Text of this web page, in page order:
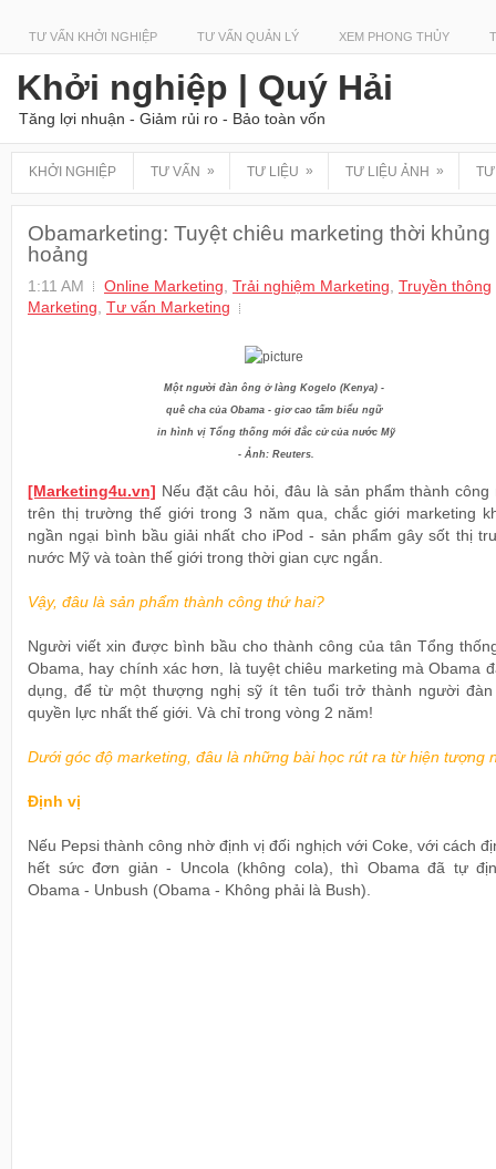
TƯ VẤN KHỞI NGHIỆP TƯ VẤN QUẢN LÝ XEM PHONG THỦY
Khởi nghiệp | Quý Hải
Tăng lợi nhuận - Giảm rủi ro - Bảo toàn vốn
KHỞI NGHIỆP TƯ VẤN » TƯ LIỆU » TƯ LIỆU ẢNH »
Obamarketing: Tuyệt chiêu marketing thời khủng
hoảng
1:11 AM Online Marketing, Trải nghiệm Marketing, Truyền thông
Marketing, Tư vấn Marketing
Một người đàn ông ở làng Kogelo (Kenya) -
quê cha của Obama - giơ cao tấm biểu ngữ
in hình vị Tổng thống mới đắc cử của nước Mỹ
- Ảnh: Reuters.
[Marketing4u.vn]
Nếu đặt câu hỏi, đâu là sản phẩm thành công
trên thị trường thế giới trong 3 năm qua, chắc giới marketing
ngần ngại bình bầu giải nhất cho iPod - sản phẩm gây sốt thị
nước Mỹ và toàn thế giới trong thời gian cực ngắn.
Vậy, đâu là sản phẩm thành công thứ hai?
Người viết xin được bình bầu cho thành công của tân Tổng
Obama, hay chính xác hơn, là tuyệt chiêu marketing mà Obama
dụng, để từ một thượng nghị sỹ ít tên tuổi trở thành người đàn
quyền lực nhất thế giới. Và chỉ trong vòng 2 năm!
Dưới góc độ marketing, đâu là những bài học rút ra từ hiện tượng
Định vị
Nếu Pepsi thành công nhờ định vị đối nghịch với Coke, với cách
hết sức đơn giản - Uncola (không cola), thì Obama đã tự
Obama - Unbush (Obama - Không phải là Bush).